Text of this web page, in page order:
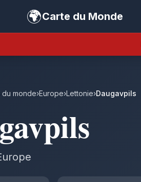
🌍Carte du Monde
du monde›Europe›Lettonie›Daugavpils